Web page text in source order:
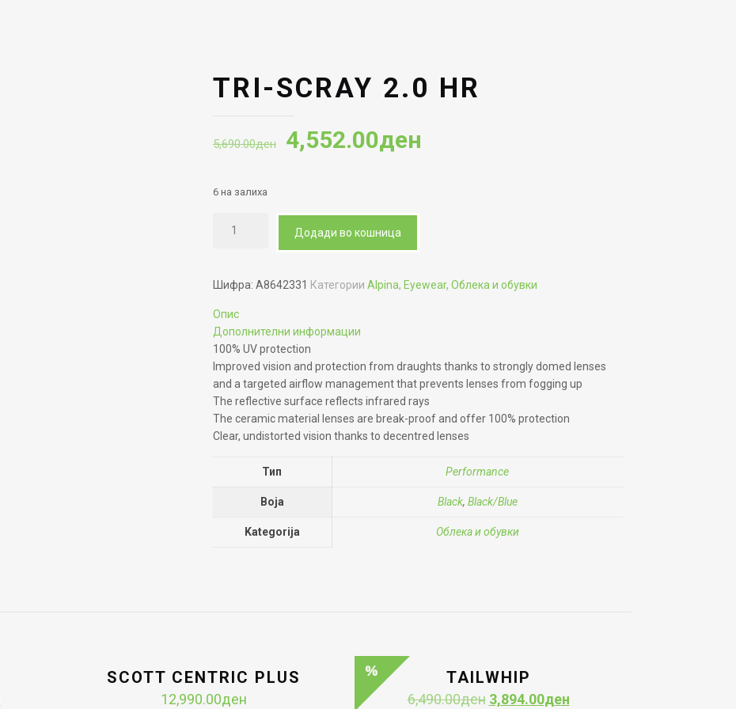
TRI-SCRAY 2.0 HR
5,690.00ден
Original
5,690.00ден.
4,552.00ден
6 на залиха
Додади во кошница
Шифра: A8642331 Категории Alpina, Eyewear, Облека и обувки
Опис
Дополнителни информации
100% UV protection
Improved vision and protection from draughts thanks to strongly domed lenses
and a targeted airflow management that prevents lenses from fogging up
The reflective surface reflects infrared rays
The ceramic material lenses are break-proof and offer 100% protection
Clear, undistorted vision thanks to decentred lenses
Тип Performance
Boja Black, Black/Blue
Kategorija Облека и обувки
SCOTT CENTRIC PLUS
12,990.00ден
TAILWHIP
6,490.00ден Original
3,894.00денCurrent